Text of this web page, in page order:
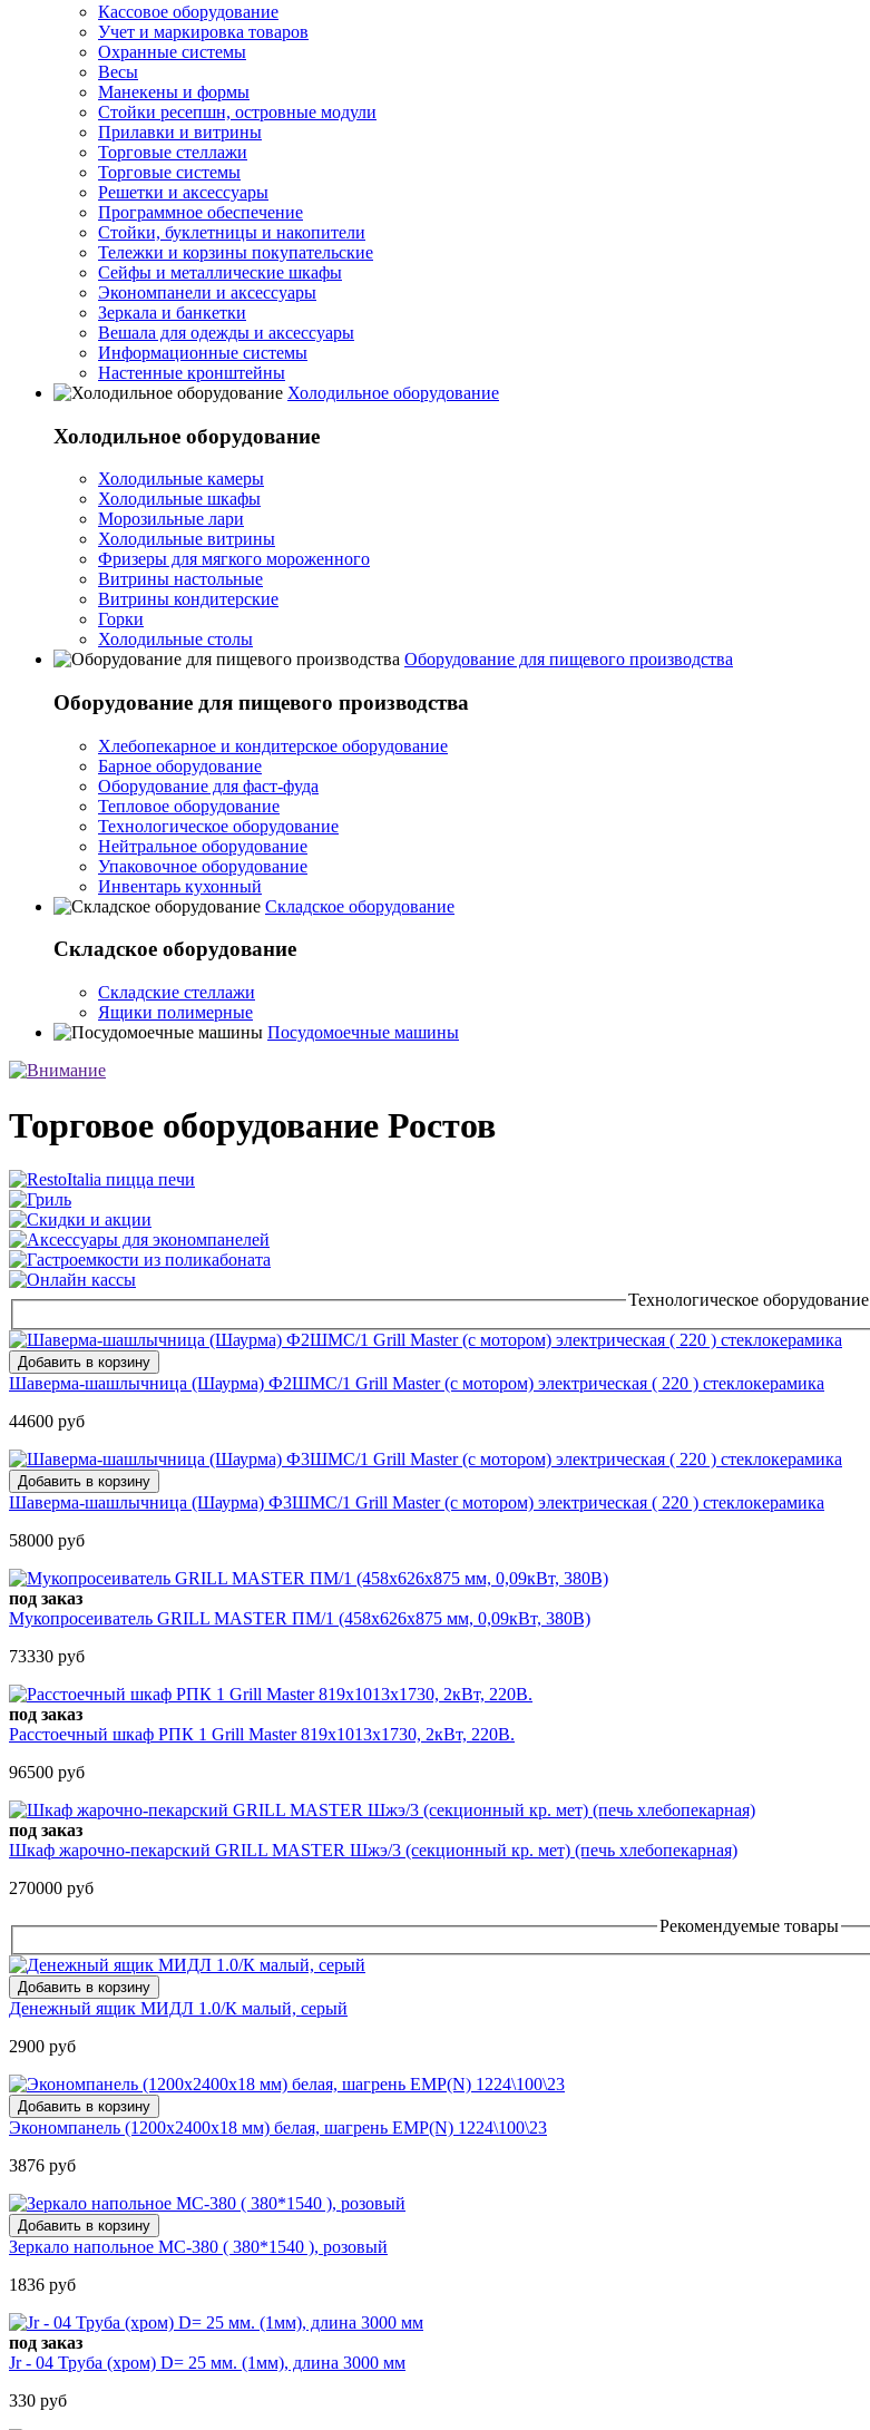
Кассовое оборудование
Учет и маркировка товаров
Охранные системы
Весы
Манекены и формы
Стойки ресепшн, островные модули
Прилавки и витрины
Торговые стеллажи
Торговые системы
Решетки и аксессуары
Программное обеспечение
Стойки, буклетницы и накопители
Тележки и корзины покупательские
Сейфы и металлические шкафы
Экономпанели и аксессуары
Зеркала и банкетки
Вешала для одежды и аксессуары
Информационные системы
Настенные кронштейны
Холодильное оборудование
Холодильное оборудование
Холодильные камеры
Холодильные шкафы
Морозильные лари
Холодильные витрины
Фризеры для мягкого мороженного
Витрины настольные
Витрины кондитерские
Горки
Холодильные столы
Оборудование для пищевого производства
Оборудование для пищевого производства
Хлебопекарное и кондитерское оборудование
Барное оборудование
Оборудование для фаст-фуда
Тепловое оборудование
Технологическое оборудование
Нейтральное оборудование
Упаковочное оборудование
Инвентарь кухонный
Складское оборудование
Складское оборудование
Складские стеллажи
Ящики полимерные
Посудомоечные машины
Торговое оборудование Ростов
Технологическое оборудование
Шаверма-шашлычница (Шаурма) Ф2ШМС/1 Grill Master (с мотором) электрическая ( 220 ) стеклокерамика
44600 руб
Шаверма-шашлычница (Шаурма) Ф3ШМС/1 Grill Master (с мотором) электрическая ( 220 ) стеклокерамика
58000 руб
под заказ
Мукопросеиватель GRILL MASTER ПМ/1 (458х626х875 мм, 0,09кВт, 380В)
73330 руб
под заказ
Расстоечный шкаф РПК 1 Grill Master 819х1013х1730, 2кВт, 220В.
96500 руб
под заказ
Шкаф жарочно-пекарский GRILL MASTER Шжэ/3 (секционный кр. мет) (печь хлебопекарная)
270000 руб
Рекомендуемые товары
Денежный ящик МИДЛ 1.0/К малый, серый
2900 руб
Экономпанель (1200х2400х18 мм) белая, шагрень EMP(N) 1224\100\23
3876 руб
Зеркало напольное МС-380 ( 380*1540 ), розовый
1836 руб
под заказ
Jr - 04 Труба (хром) D= 25 мм. (1мм), длина 3000 мм
330 руб